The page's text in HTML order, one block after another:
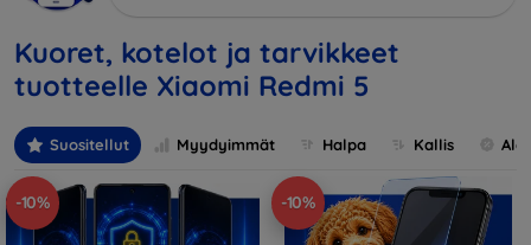
Kuoret, kotelot ja tarvikkeet
tuotteelle Xiaomi Redmi 5
Suositellut Myydyimmät Halpa Kallis
-10% -10%